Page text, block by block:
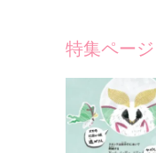
特集ページ